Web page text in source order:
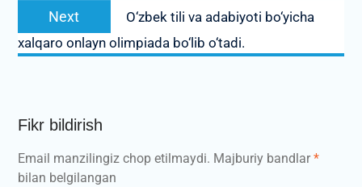
Next
Next
post:
O‘zbek tili va adabiyoti bo‘yicha
xalqaro onlayn olimpiada bo‘lib o‘tadi.
Fikr bildirish
Email manzilingiz chop etilmaydi. Majburiy bandlar*
bilan belgilangan